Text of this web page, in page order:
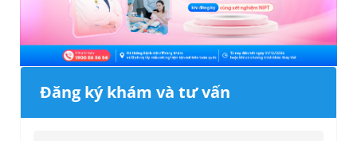
Đăng ký khám và tư vấn